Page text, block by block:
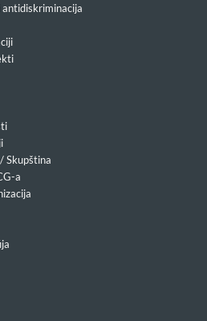
Skupština
a